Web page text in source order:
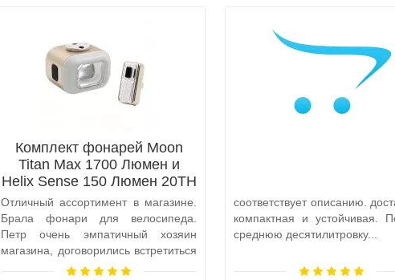
Комплект фонарей Moon
Titan Max 1700 Люмен и
Helix Sense 150 Люмен 20TH
Anniversary Edition
Отличный ассортимент в магазине.
Брала фонари для велосипеда.
Петр очень эмпатичный хозяин
магазина, договорились встретиться
по пути, чтобы передать ..
соответствует описанию.
компактная и устойчивая.
среднюю десятилитровку...